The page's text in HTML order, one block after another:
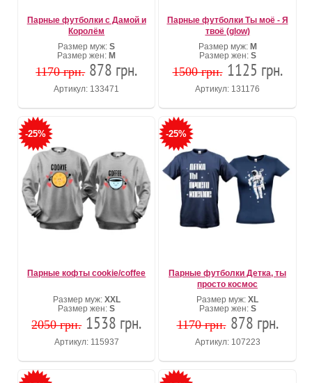
Парные футболки с Дамой и
Королём
Размер муж:S
Размер жен: M
1170 грн. 878 грн.
Артикул: 133471
Парные футболки Ты моё - Я
твоё (glow)
Размер муж: M
Размер жен: S
1500 грн. 1125 грн.
Артикул: 131176
-25%
Парные кофты cookie/coffee
Размер муж: XXL
Размер жен:S
2050 грн. 1538 грн.
Артикул: 115937
-25%
Парные футболки Детка, ты
просто космос
Размер муж: XL
Размер жен: S
1170 грн. 878 грн.
Артикул: 107223